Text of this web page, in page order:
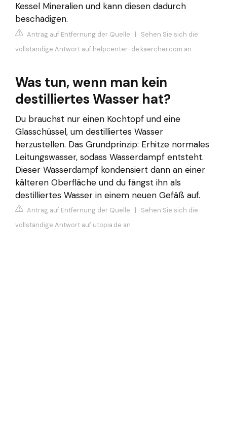
Kessel Mineralien und kann diesen dadurch
beschädigen.
Antrag auf Entfernung der Quelle | Sehen Sie sich die
vollständige Antwort auf helpcenter-de.kaercher.com an
Was tun, wenn man kein
destilliertes Wasser hat?
Du brauchst nur einen Kochtopf und eine
Glasschüssel, um destilliertes Wasser
herzustellen. Das Grundprinzip: Erhitze normales
Leitungswasser, sodass Wasserdampf entsteht.
Dieser Wasserdampf kondensiert dann an einer
kälteren Oberfläche und du fängst ihn als
destilliertes Wasser in einem neuen Gefäß auf.
Antrag auf Entfernung der Quelle | Sehen Sie sich die
vollständige Antwort auf utopia.de an